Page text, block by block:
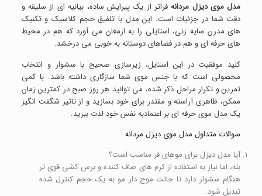
مدل موی دیزل مردانهفراتر از یک پیرایش ساده، بیانیه ای از سلیقه و
دقت شما در جزئیات است. این مدل با تلفیق حجم کلاسیک و تکنیک
های مدرن سایه زنی، استایلی را به ارمغان می آورد که هم در محیط
های حرفه ای و هم در فضاهای دوستانه به خوبی می درخشد.
کلید موفقیت در این استایل، زیرسازی صحیح با سشوار و انتخاب
محصولی است که با جنس موی شما سازگاری داشته باشد. با کمی
تمرین و تکرار مراحل ذکر شده، می توانید هر روز صبح در کمترین زمان
ممکن، ظاهری آراسته و مقتدر برای خود بسازید و از تاثیر شگفت انگیز
یک مدل موی حرفه ای بر اعتمادبه نفس خود لذت ببرید.
سوالات متداول مدل موی دیزل مردانه
آیا مدل دیزل برای موهای فر مناسب است؟
بله، اما نیاز به استفاده از کرم های صاف کننده و برس کشی قوی تر
هنگام سشوار دارد تا حالت موج دار مو به یک حجم کنترل شده
تبدیل شود.